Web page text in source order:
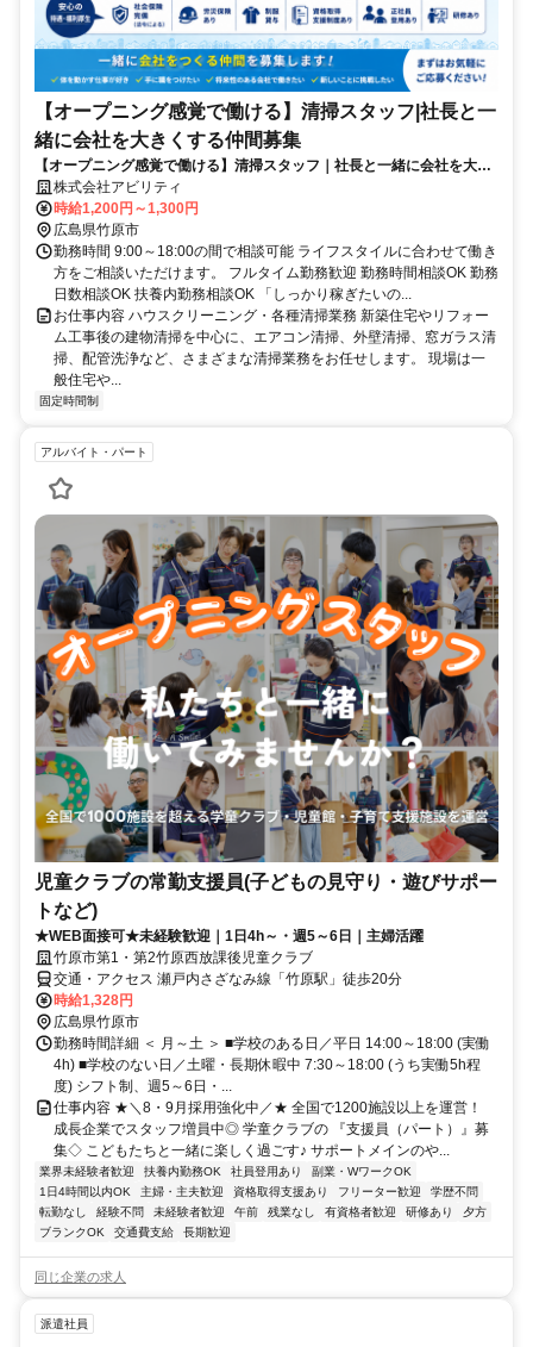
【オープニング感覚で働ける】清掃スタッフ|社長と一
緒に会社を大きくする仲間募集
【オープニング感覚で働ける】清掃スタッフ｜社長と一緒に会社を大き
くする仲間募集
株式会社アビリティ
時給1,200円～1,300円
広島県竹原市
勤務時間 9:00～18:00の間で相談可能 ライフスタイルに合わせて働き
方をご相談いただけます。 フルタイム勤務歓迎 勤務時間相談OK 勤務
日数相談OK 扶養内勤務相談OK 「しっかり稼ぎたいの...
お仕事内容 ハウスクリーニング・各種清掃業務 新築住宅やリフォー
ム工事後の建物清掃を中心に、エアコン清掃、外壁清掃、窓ガラス清
掃、配管洗浄など、さまざまな清掃業務をお任せします。 現場は一
般住宅や...
固定時間制
アルバイト・パート
児童クラブの常勤支援員(子どもの見守り・遊びサポー
トなど)
★WEB面接可★未経験歓迎｜1日4h～・週5～6日｜主婦活躍
竹原市第1・第2竹原西放課後児童クラブ
交通・アクセス 瀬戸内さざなみ線「竹原駅」徒歩20分
時給1,328円
広島県竹原市
勤務時間詳細 ＜ 月～土 ＞ ■学校のある日／平日 14:00～18:00 (実働
4h) ■学校のない日／土曜・長期休暇中 7:30～18:00 (うち実働5h程
度) シフト制、週5～6日・...
仕事内容 ★＼8・9月採用強化中／★ 全国で1200施設以上を運営！
成長企業でスタッフ増員中◎ 学童クラブの 『支援員（パート）』募
集◇ こどもたちと一緒に楽しく過ごす♪ サポートメインのや...
業界未経験者歓迎 扶養内勤務OK 社員登用あり
副業・WワークOK
1日4時間以内OK
主婦・主夫歓迎 資格取得支援あり フリーター歓迎
学歴不問
転勤なし
経験不問 未経験者歓迎 午前 残業なし 有資格者歓迎 研修あり
夕方
ブランクOK
交通費支給 長期歓迎
同じ企業の求人
派遣社員